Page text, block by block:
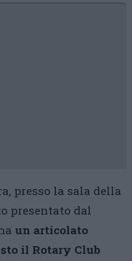
presso la sala della
presentato dal
un articolato
il Rotary Club